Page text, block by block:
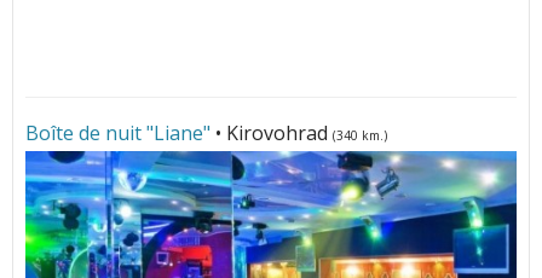
Boîte de nuit "Liane" • Kirovohrad (340 km.)